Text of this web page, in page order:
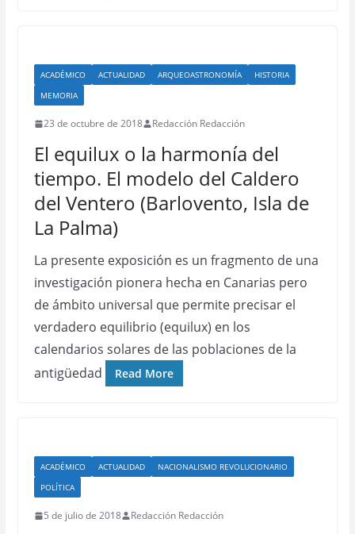
ACADÉMICO ACTUALIDAD ARQUEOASTRONOMÍA
HISTORIA
MEMORIA
23 de octubre de 2018 Redacción Redacción
El equilux o la harmonía del
tiempo. El modelo del Caldero
del Ventero (Barlovento, Isla de
La Palma)
La presente exposición es un fragmento de una
investigación pionera hecha en Canarias pero
de ámbito universal que permite precisar el
verdadero equilibrio (equilux) en los
calendarios solares de las poblaciones de la
antigüedad
Read More
ACADÉMICO ACTUALIDAD
NACIONALISMO REVOLUCIONARIO
POLÍTICA
5 de julio de 2018 Redacción Redacción